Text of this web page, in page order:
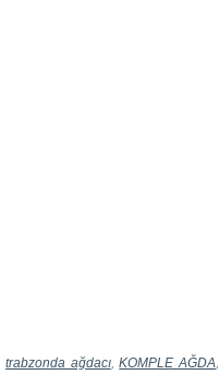
trabzonda ağdacı,KOMPLE AĞDA